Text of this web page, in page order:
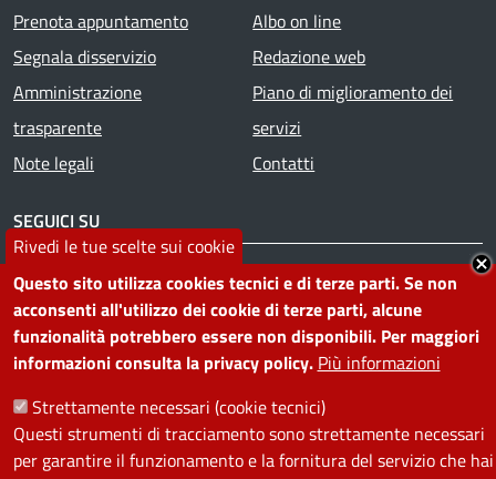
Rivedi le tue scelte sui cookie
Questo sito utilizza cookies tecnici e di terze parti. Se non
acconsenti all'utilizzo dei cookie di terze parti, alcune
funzionalità potrebbero essere non disponibili. Per maggiori
informazioni consulta la privacy policy. Più informazioni
Strettamente necessari (cookie tecnici)
Questi strumenti di tracciamento sono strettamente necessari
per garantire il funzionamento e la fornitura del servizio che hai
Prenota appuntamento
Segnala disservizio
Amministrazione
trasparente
Note legali
Albo on line
Redazione web
Piano di miglioramento dei
servizi
Contatti
SEGUICI SU
Facebook
Instagram
YouTube
Telegram
WhatsApp
TwitterLinkedin
PRIVACY
Useful links section
La Privacy nel Comune
PRIVACY